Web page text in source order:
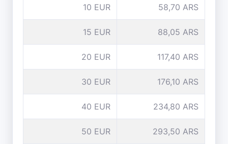
10 EUR 58,70 ARS
15 EUR 88,05 ARS
20 EUR 117,40 ARS
30 EUR 176,10 ARS
40 EUR 234,80 ARS
50 EUR 293,50 ARS